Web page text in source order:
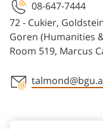
72 - Cukier,
Goren (Humanities
Room 519, Marcus
08-647-7444